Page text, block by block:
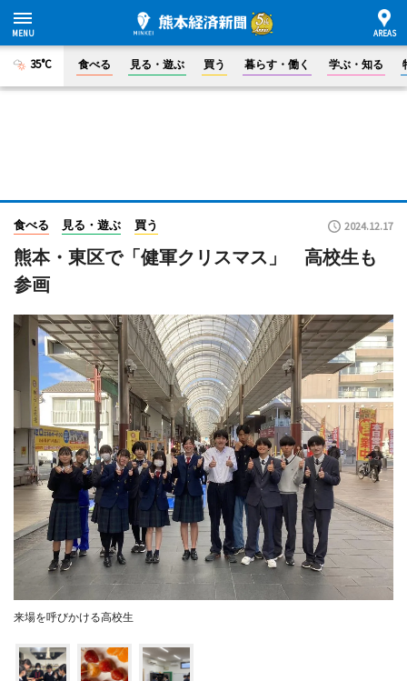
35°C 食べる 見る・遊ぶ 買う 暮らす・働く 学ぶ・知る
食べる 見る・遊ぶ 買う 2024.12.17
熊本・東区で「健軍クリスマス」 高校生も
参画
来場を呼びかける高校生